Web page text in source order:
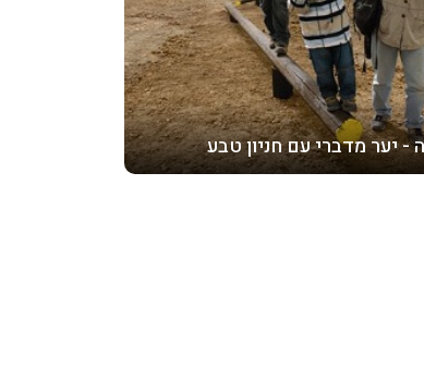
- יער מדברי עם חניון טבע